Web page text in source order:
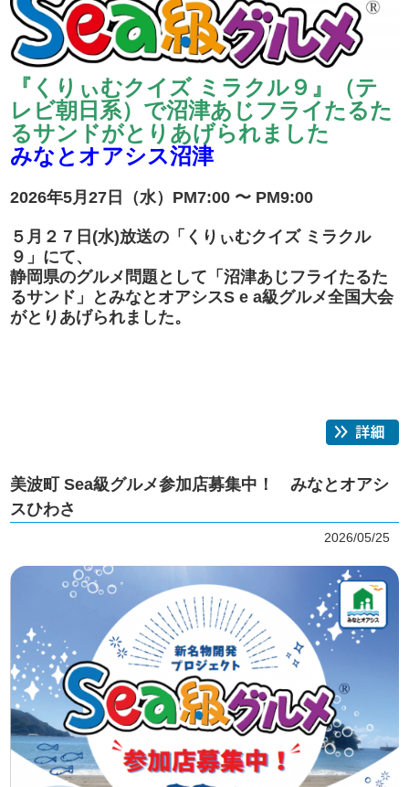
『くりぃむクイズ ミラクル９』（テ
レビ朝日系）で沼津あじフライたるた
るサンドがとりあげられました
みなとオアシス沼津
2026年5月27日（水）PM7:00 〜 PM9:00
５月２７日(水)放送の「くりぃむクイズ ミラクル
９」にて、
静岡県のグルメ問題として「沼津あじフライたるた
るサンド」とみなとオアシスS e a級グルメ全国大会
がとりあげられました。
美波町 Sea級グルメ参加店募集中！ みなとオアシ
スひわさ
2026/05/25